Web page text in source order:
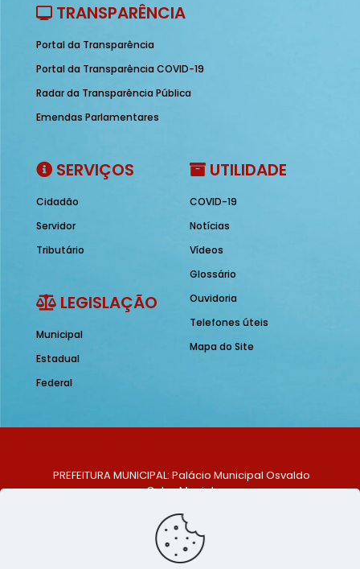
TRANSPARÊNCIA
Portal da Transparência
Portal da Transparência COVID-19
Radar da Transparência Pública
Emendas Parlamentares
SERVIÇOS
Cidadão
Servidor
Tributário
LEGISLAÇÃO
Municipal
Estadual
Federal
UTILIDADE
COVID-19
Notícias
Vídeos
Glossário
Ouvidoria
Telefones úteis
Mapa do Site
PREFEITURA MUNICIPAL: Palácio Municipal Osvaldo
Celso Maciel
Centro, São Bento do Una - PE. CEP: 553370-128
TELEFONE: (81) 99548-1569
E-MAIL: ouvidoria@saobentodouna.pe.gov.br